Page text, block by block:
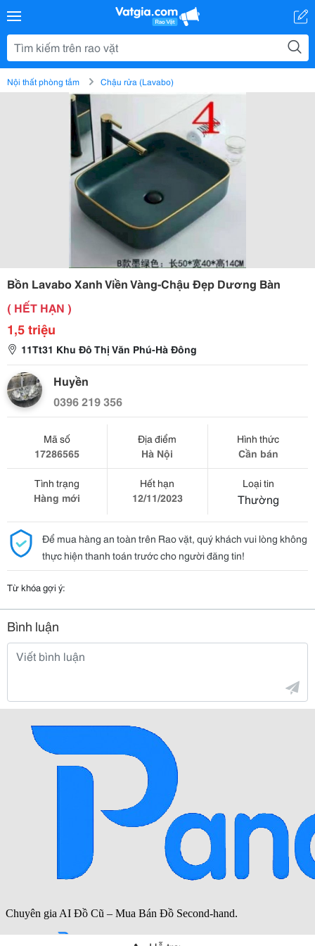
Nội thất phòng tắm Chậu rửa (Lavabo)
Bồn Lavabo Xanh Viền Vàng-Chậu Đẹp Dương Bàn
( HẾT HẠN )
1,5 triệu
11Tt31 Khu Đô Thị Văn Phú-Hà Đông
Huyền
0396 219 356
Mã số
17286565
Địa điểm
Hà Nội
Hình thức
Cần bán
Tình trạng
Hàng mới
Hết hạn
12/11/2023
Loại tin
Thường
Để mua hàng an toàn trên Rao vặt, quý khách vui lòng không
thực hiện thanh toán trước cho người đăng tin!
Từ khóa gợi ý:
Bình luận